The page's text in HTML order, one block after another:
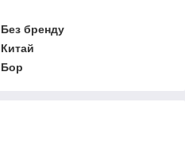
Без бренду
Китай
Бор